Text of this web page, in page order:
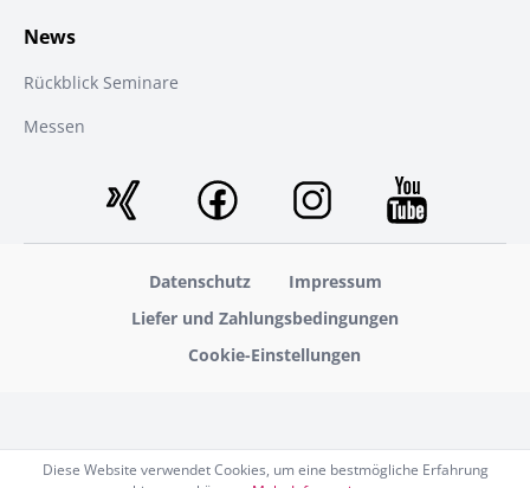
News
Rückblick Seminare
Messen
Datenschutz
Impressum
Liefer und Zahlungsbedingungen
Cookie-Einstellungen
Diese Website verwendet Cookies, um eine bestmögliche Erfahrung